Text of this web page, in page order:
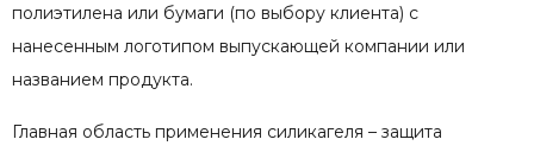
полиэтилена или бумаги (по выбору клиента) с
нанесенным логотипом выпускающей компании или
названием продукта.
Главная область применения силикагеля – защита